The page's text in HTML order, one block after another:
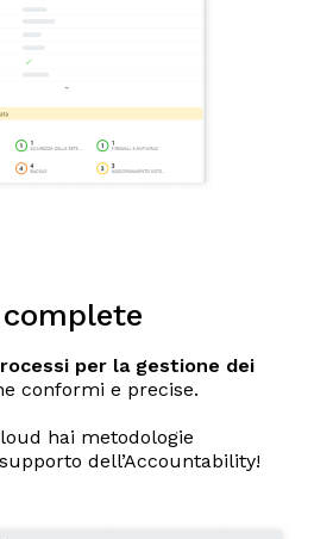
per la gestione dei
conformi e precise.
hai metodologie
dell’Accountability!